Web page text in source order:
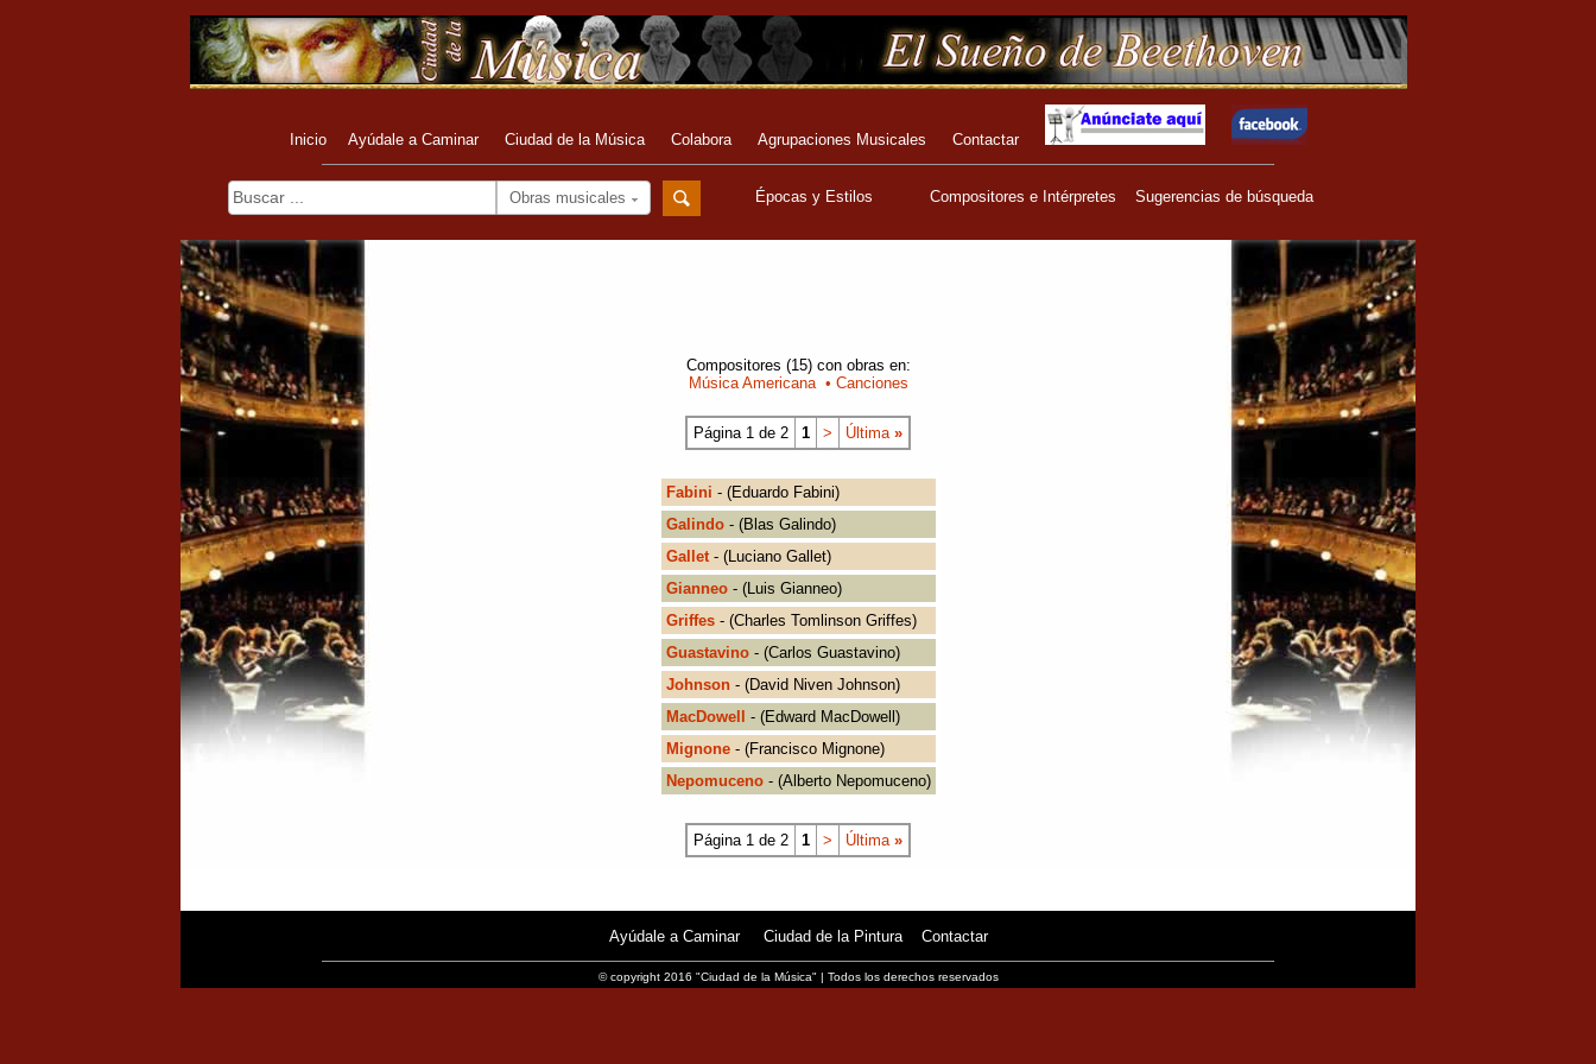
Inicio Ayúdale a Caminar Ciudad de la Música Colabora Agrupaciones Musicales Contactar
Obras musicales Épocas y Estilos Compositores e Intérpretes Sugerencias de búsqueda
Compositores (15) con obras en:
Música Americana• Canciones
Página 1 de 2 1 > Última »
Fabini - (Eduardo Fabini)
Galindo- (Blas Galindo)
Gallet- (Luciano Gallet)
Gianneo- (Luis Gianneo)
Griffes- (Charles Tomlinson Griffes)
Guastavino- (Carlos Guastavino)
Johnson- (David Niven Johnson)
MacDowell
- (Edward MacDowell)
Mignone- (Francisco Mignone)
Nepomuceno- (Alberto Nepomuceno)
Página 1 de 2 1 > Última »
Ayúdale a Caminar Ciudad de la Pintura Contactar
© copyright 2016 "Ciudad de la Música" | Todos los derechos reservados